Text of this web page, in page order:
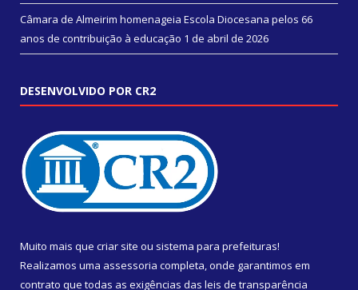
Câmara de Almeirim homenageia Escola Diocesana pelos 66
anos de contribuição à educação 1 de abril de 2026
DESENVOLVIDO POR CR2
Muito mais que criar site ou sistema para prefeituras!
Realizamos uma assessoria completa, onde garantimos em
contrato que todas as exigências das leis de transparência